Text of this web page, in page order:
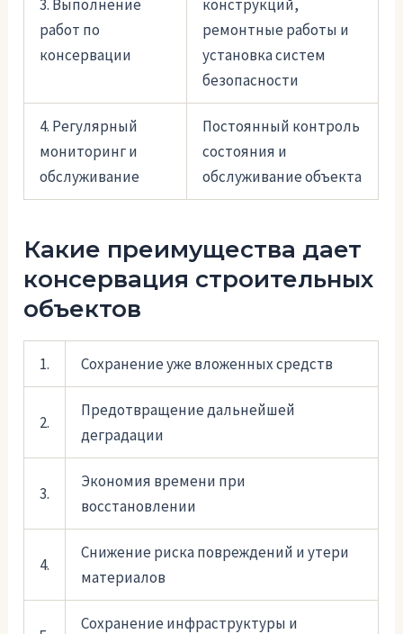
3. Выполнение
работ по
консервации
конструкций,
ремонтные работы и
установка систем
безопасности
4. Регулярный
мониторинг и
обслуживание
Постоянный контроль
состояния и
обслуживание объекта
Какие преимущества дает
консервация строительных
объектов
1. Сохранение уже вложенных средств
2.
Предотвращение дальнейшей
деградации
3.
Экономия времени при
восстановлении
4.
Снижение риска повреждений и утери
материалов
Сохранение инфраструктуры и